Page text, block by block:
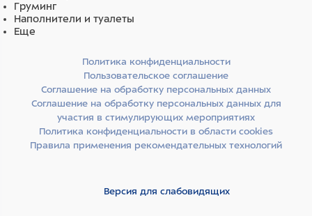
Груминг
Наполнители и туалеты
Еще
Политика конфиденциальности
Пользовательское соглашение
Соглашение на обработку персональных данных
Соглашение на обработку персональных данных для
участия в стимулирующих мероприятиях
Политика конфиденциальности в области cookies
Правила применения рекомендательных технологий
Версия для слабовидящих